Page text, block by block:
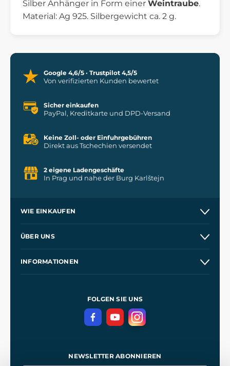
Silber Anhänger in Form einer Weintraube.
Material: Ag 925. Silbergewicht ca. 2 g.
Google 4,6/5 · Trustpilot 4,5/5
Von verifizierten Kunden bewertet
Sicher einkaufen
PayPal, Kreditkarte und DPD-Versand
Keine Zoll- oder Einfuhrgebühren
Direkt aus Tschechien versendet
2 eigene Ladengeschäfte
In Prag und nahe der Burg Karlštejn
WIE EINKAUFEN
Kontakt
ÜBER UNS
INFORMATIONEN
DatenschutzerklärungFOLGEN SIE UNS
NEWSLETTER ABONNIEREN